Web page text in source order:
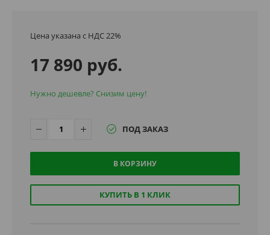
Цена указана с НДС 22%
17 890 руб.
Нужно дешевле? Снизим цену!
ПОД ЗАКАЗ
В КОРЗИНУ
КУПИТЬ В 1 КЛИК